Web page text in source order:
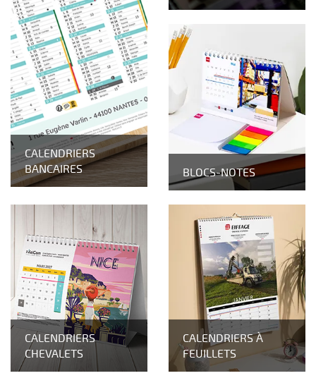
CALENDRIERS
BANCAIRES
BLOCS-NOTES
CALENDRIERS
CHEVALETS
CALENDRIERS À
FEUILLETS